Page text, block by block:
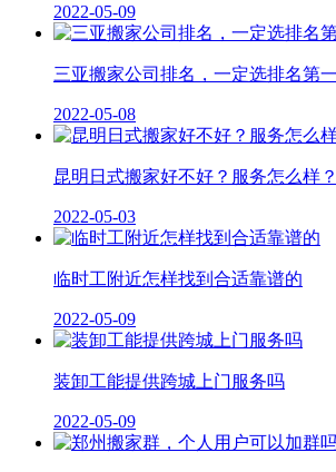
2022-05-09
三亚搬家公司排名，一定选排名第
2022-05-08
昆明日式搬家好不好？服务怎么样？
2022-05-03
临时工附近怎样找到合适靠谱的
2022-05-09
装卸工能提供跨城上门服务吗
2022-05-09